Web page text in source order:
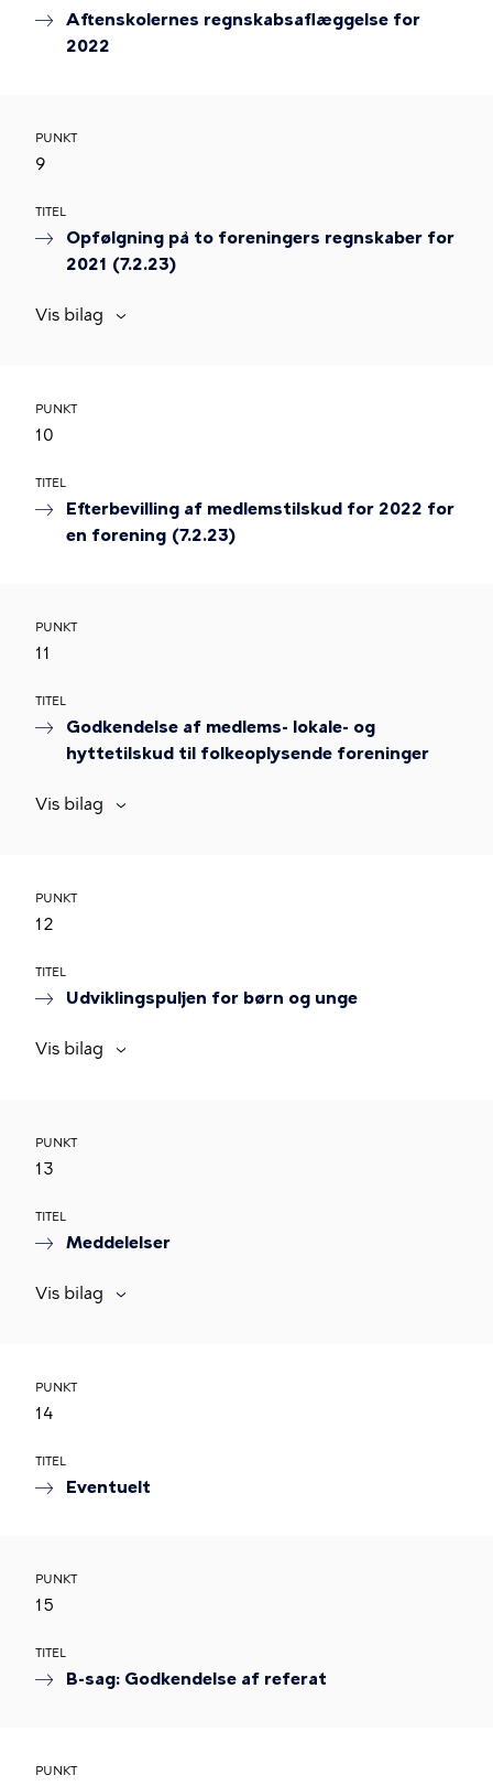
Aftenskolernes regnskabsaflæggelse for
2022
PUNKT
9
TITEL
Opfølgning på to foreningers regnskaber for
2021 (7.2.23)
Vis bilag
PUNKT
10
TITEL
Efterbevilling af medlemstilskud for 2022 for
en forening (7.2.23)
PUNKT
11
TITEL
Godkendelse af medlems- lokale- og
hyttetilskud til folkeoplysende foreninger
Vis bilag
PUNKT
12
TITEL
Udviklingspuljen for børn og unge
Vis bilag
PUNKT
13
TITEL
Meddelelser
Vis bilag
PUNKT
14
TITEL
Eventuelt
PUNKT
15
TITEL
B-sag: Godkendelse af referat
PUNKT